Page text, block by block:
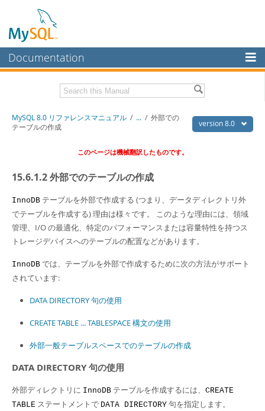
Documentation
MySQL Enterprise
Workbench
Connectors
More
MySQL.com
Downloads
Developer Zone
Download this Manual version 8.0
MySQL 8.0 リファレンスマニュアル / ... / 外部での
テーブルの作成
このページは機械翻訳したものです。
15.6.1.2 外部でのテーブルの作成
InnoDB テーブルを外部で作成する (つまり、データディレクトリ外
でテーブルを作成する) 理由は様々です。 このような理由には、領域
管理、I/O の最適化、特定のパフォーマンスまたは容量特性を持つス
トレージデバイスへのテーブルの配置などがあります。
InnoDB では、テーブルを外部で作成するために次の方法がサポート
されています:
DATA DIRECTORY 句の使用
CREATE TABLE ... TABLESPACE 構文の使用
外部一般テーブルスペースでのテーブルの作成
DATA DIRECTORY 句の使用
外部ディレクトリに InnoDB テーブルを作成するには、 CREATE
TABLE ステートメントで DATA DIRECTORY 句を指定します。